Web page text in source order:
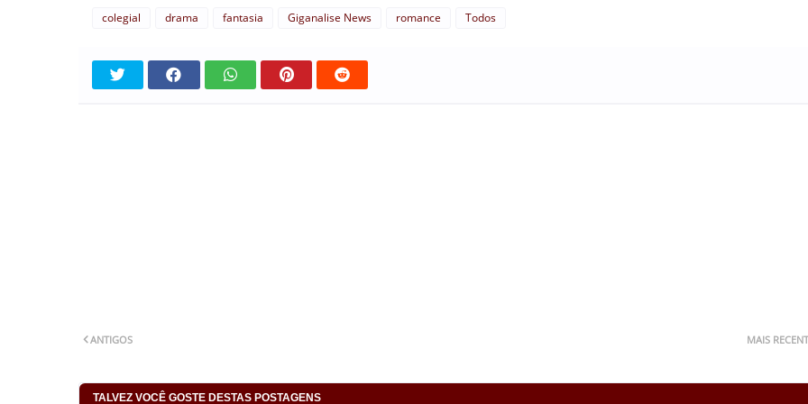
colegial drama fantasia Giganalise News romance Todos
MAIS
ANTIGOS
TALVEZ VOCÊ GOSTE DESTAS POSTAGENS